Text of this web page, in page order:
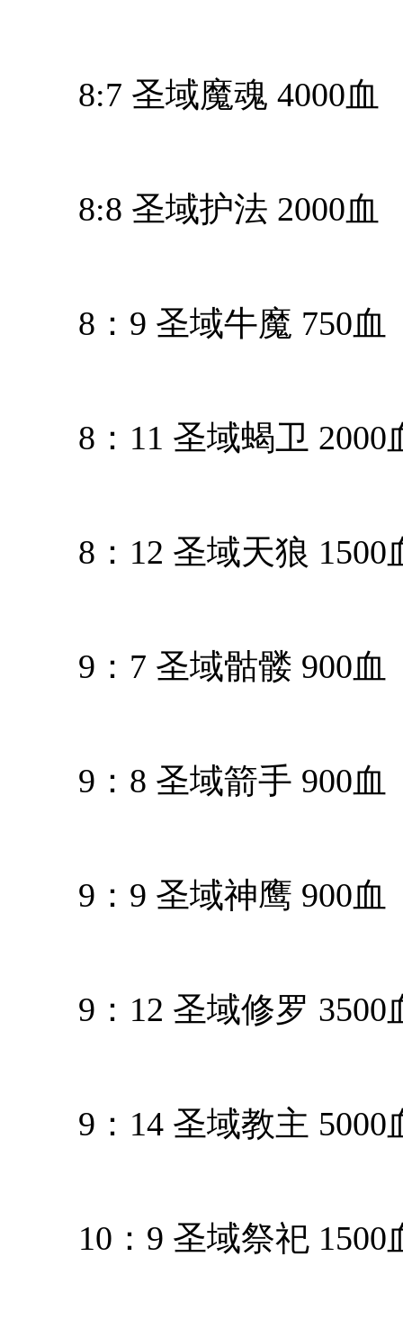
8:7 圣域魔魂 4000血
8:8 圣域护法 2000血
8：9 圣域牛魔 750血
8：11 圣域蝎卫 2000
8：12 圣域天狼 1500
9：7 圣域骷髅 900血
9：8 圣域箭手 900血
9：9 圣域神鹰 900血
9：12 圣域修罗 3500
9：14 圣域教主 5000
10：9 圣域祭祀 1500